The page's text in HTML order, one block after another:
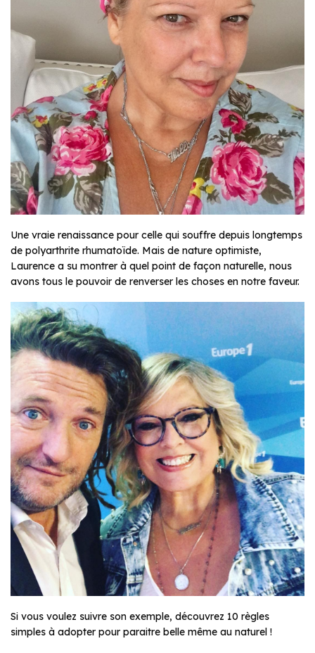
Une vraie renaissance pour celle qui souffre depuis longtemps
de polyarthrite rhumatoïde. Mais de nature optimiste,
Laurence a su montrer à quel point de façon naturelle, nous
avons tous le pouvoir de renverser les choses en notre faveur.
Si vous voulez suivre son exemple, découvrez 10 règles
simples à adopter pour paraitre belle même au naturel !